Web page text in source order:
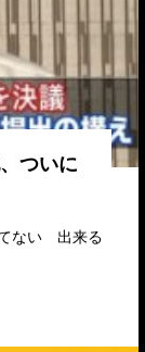
ついに
ない 出来る